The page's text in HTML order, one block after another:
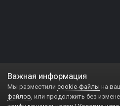
Важная информация
Мы разместили cookie-файлы на
файлов, или продолжить без